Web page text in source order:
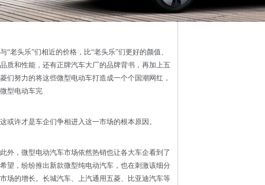
与“老头乐”们相近的价格，比“老头乐”们更好的颜值、
品质和性能，还有正牌汽车大厂的品牌背书，再加上五
菱们努力的将这些微型电动车打造成一个个国潮网红，
微型电动车完
这或许才是车企们争相进入这一市场的根本原因。
此外，微型电动汽车市场依然热销也让各大车企看到了
希望，纷纷推出新款微型纯电动汽车，也在刺激该细分
市场的增长。长城汽车、上汽通用五菱、比亚迪汽车等